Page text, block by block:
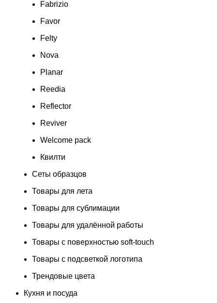
Fabrizio
Favor
Felty
Nova
Planar
Reedia
Reflector
Reviver
Welcome pack
Квилти
Сеты образцов
Товары для лета
Товары для сублимации
Товары для удалённой работы
Товары с поверхностью soft-touch
Товары с подсветкой логотипа
Трендовые цвета
Кухня и посуда